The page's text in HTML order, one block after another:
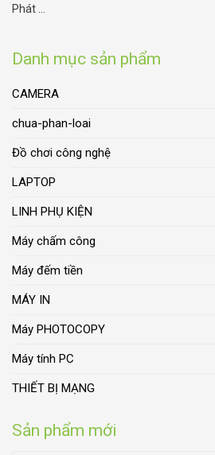
Danh mục sản phẩm
CAMERA
chua-phan-loai
Đồ chơi công nghệ
LAPTOP
LINH PHỤ KIỆN
Máy chấm công
Máy đếm tiền
MÁY IN
Máy PHOTOCOPY
Máy tính PC
THIẾT BỊ MẠNG
Sản phẩm mới
Phát ...